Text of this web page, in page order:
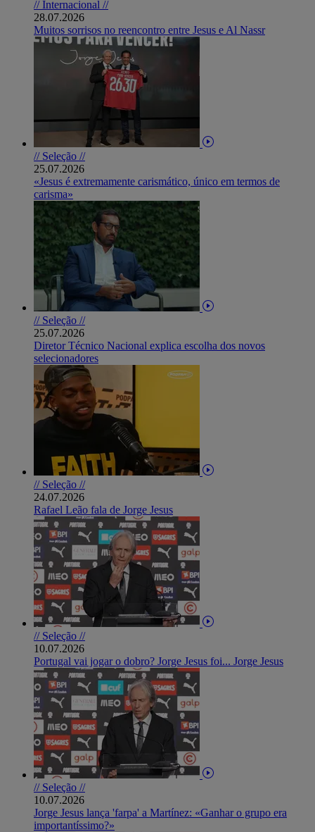
// Internacional //
28.07.2026
Muitos sorrisos no reencontro entre Jesus e Al Nassr
// Seleção //
25.07.2026
«Jesus é extremamente carismático, único em termos de
carisma»
// Seleção //
25.07.2026
Diretor Técnico Nacional explica escolha dos novos
selecionadores
// Seleção //
24.07.2026
Rafael Leão fala de Jorge Jesus
// Seleção //
10.07.2026
Portugal vai jogar o dobro? Jorge Jesus foi... Jorge Jesus
// Seleção //
10.07.2026
Jorge Jesus lança 'farpa' a Martínez: «Ganhar o grupo era
importantíssimo?»